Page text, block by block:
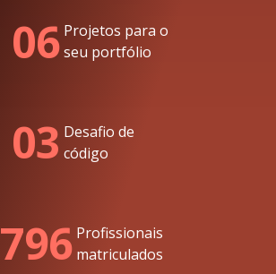
06 Projetos para o
seu portfólio
03 Desafio de
código
796 Profissionais
matriculados